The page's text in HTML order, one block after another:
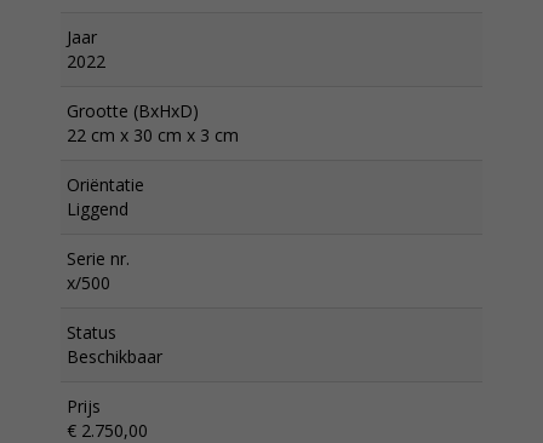
Jaar
2022
Grootte (BxHxD)
22 cm x 30 cm x 3 cm
Oriëntatie
Liggend
Serie nr.
x/500
Status
Beschikbaar
Prijs
€ 2.750,00